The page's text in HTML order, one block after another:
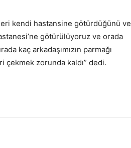
kendi hastansine götürdüğünü ve
götürülüyoruz ve orada
kaç arkadaşımızın parmağı
çekmek zorunda kaldı” dedi.